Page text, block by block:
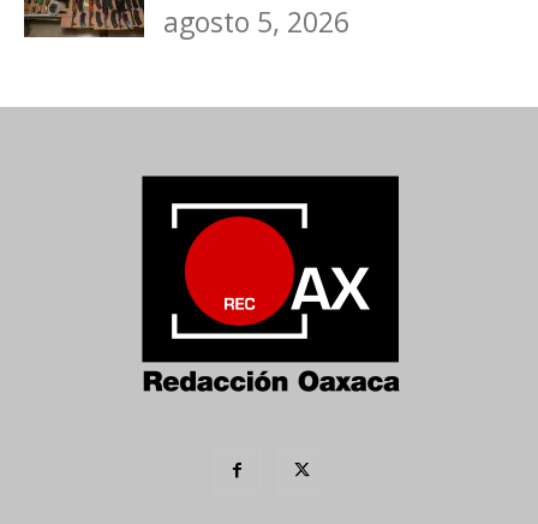
agosto 5, 2026